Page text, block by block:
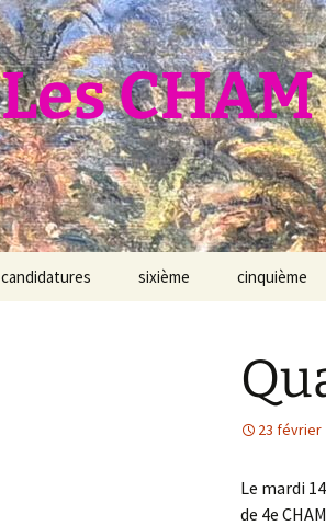
Les
candidatures sixième cinquième
23 février
Le mardi
de 4e